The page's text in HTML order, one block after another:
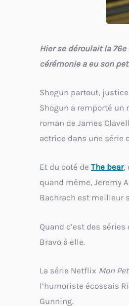
Hier se déroulait la
cérémonie a eu son
Shogun partout,
Shogun a remporté un
roman de James
actrice dans une série
Et du coté de The bear,
quand même, Jeremy
Bachrach est meilleur
Quand c’est des
Bravo à elle.
La série Netflix Mon
l’humoriste écossais
Gunning.